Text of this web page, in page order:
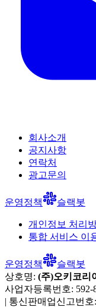
회사소개
공지사항
연락처
광고문의
운영정책 슬랙봇
개인정보 처리
통합 서비스 이
운영정책
슬랙봇
상호명: (주)오키코리
사업자등록번호: 592-
| 통신판매업신고번호: